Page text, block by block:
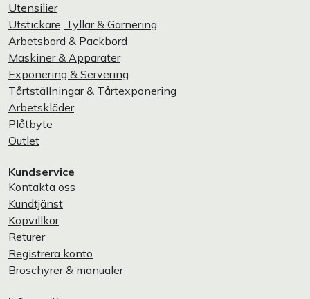
Utensilier
Utstickare, Tyllar & Garnering
Arbetsbord & Packbord
Maskiner & Apparater
Exponering & Servering
Tårtställningar & Tårtexponering
Arbetskläder
Plåtbyte
Outlet
Kundservice
Kontakta oss
Kundtjänst
Köpvillkor
Returer
Registrera konto
Broschyrer & manualer